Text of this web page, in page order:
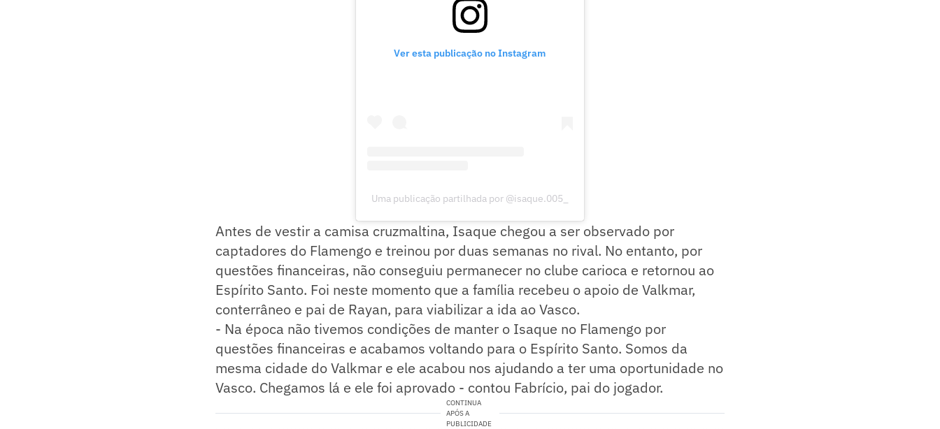
Ver esta publicação no Instagram
Uma publicação partilhada por @isaque.005_
Antes de vestir a camisa cruzmaltina, Isaque chegou a ser observado por
captadores do Flamengo e treinou por duas semanas no rival. No entanto, por
questões financeiras, não conseguiu permanecer no clube carioca e retornou ao
Espírito Santo. Foi neste momento que a família recebeu o apoio de Valkmar,
conterrâneo e pai de Rayan, para viabilizar a ida ao Vasco.
- Na época não tivemos condições de manter o Isaque no Flamengo por
questões financeiras e acabamos voltando para o Espírito Santo. Somos da
mesma cidade do Valkmar e ele acabou nos ajudando a ter uma oportunidade no
Vasco. Chegamos lá e ele foi aprovado - contou Fabrício, pai do jogador.
CONTINUA
APÓS A
PUBLICIDADE